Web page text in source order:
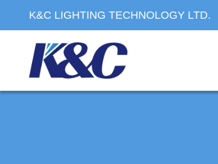
K&C LIGHTING TECHNOLOGY LTD.